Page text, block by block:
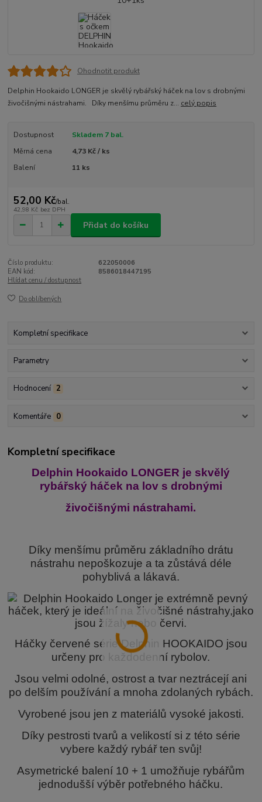
Ohodnotit produkt
Delphin Hookaido LONGER je skvělý rybářský háček na lov s drobnými
živočišnými nástrahami. Díky menšímu průměru z... celý popis
Dostupnost
Skladem 7 bal.
Měrná cena
4,73 Kč / ks
Balení
11 ks
52,00 Kč/bal.
42,98 Kč bez DPH
Přidat do košíku
Číslo produktu:
622050006
EAN kód:
8586018447195
Hlídat cenu / dostupnost
Do oblíbených
Kompletní specifikace
Parametry
Hodnocení 2
Komentáře 0
Kompletní specifikace
Delphin Hookaido LONGER je skvělý
rybářský háček na lov s drobnými
živočišnými nástrahami.
Díky menšímu průměru základního drátu
nástrahu nepoškozuje a ta zůstává déle
pohyblivá a lákavá.
Háčky červené série Delphin HOOKAIDO jsou
určeny pro každodenní rybolov.
Jsou velmi odolné, ostrost a tvar neztrácejí ani
po delším používání a mnoha zdolaných rybách.
Vyrobené jsou jen z materiálů vysoké jakosti.
Díky pestrosti tvarů a velikostí si z této série
vybere každý rybář ten svůj!
Asymetrické balení 10 + 1 umožňuje rybářům
jednodušší výběr potřebného háčku.